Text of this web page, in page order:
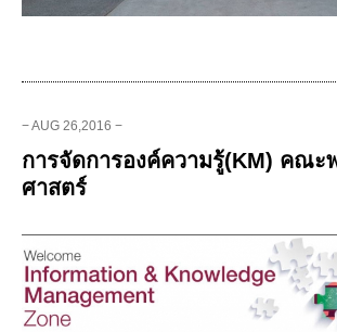
− AUG 26,2016 −
การจัดการองค์ความรู้(KM) คณะ
ศาสตร์